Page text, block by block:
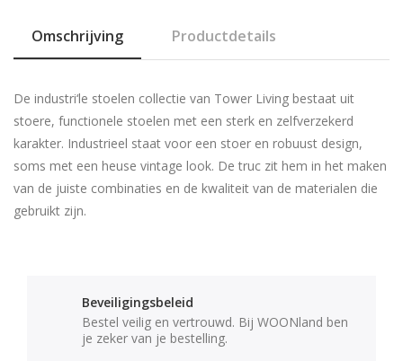
Omschrijving Productdetails
De industri‘le stoelen collectie van Tower Living bestaat uit
stoere, functionele stoelen met een sterk en zelfverzekerd
karakter. Industrieel staat voor een stoer en robuust design,
soms met een heuse vintage look. De truc zit hem in het maken
van de juiste combinaties en de kwaliteit van de materialen die
gebruikt zijn.
Beveiligingsbeleid
Bestel veilig en vertrouwd. Bij WOONland ben
je zeker van je bestelling.